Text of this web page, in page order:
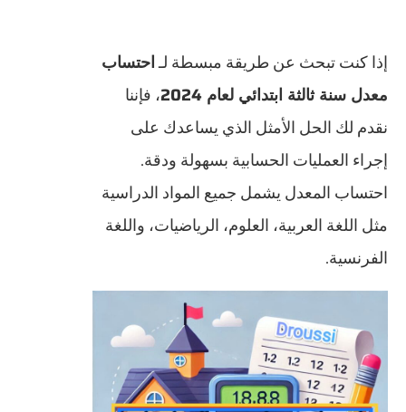
إذا كنت تبحث عن طريقة مبسطة لـاحتساب
معدل سنة ثالثة ابتدائي لعام 2024
، فإننا
نقدم لك الحل الأمثل الذي يساعدك على
إجراء العمليات الحسابية بسهولة ودقة.
احتساب المعدل يشمل جميع المواد الدراسية
مثل اللغة العربية، العلوم، الرياضيات، واللغة
الفرنسية.